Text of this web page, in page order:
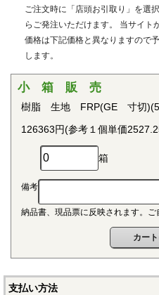
れ、OA機器分野、自動車分野
用治具などで用いられていま
おける登録商標です。
■ポリプロピレン(PP)
〇連続使用温度115℃（UL認定
結晶性の代表的な汎用プラス
プラスチックのなかでも最も
性、電気的特性にも優れ、応
て幅広い分野で用いられていま
結晶性のエンジニアリングプ
取れた機械的性質を有し、か
プ性、摩擦摩耗特性、耐薬品
おいて広く用いられています。
ご注文時に「店頭お引取り」を選
らご発注いただけます。 当サイト
価格は下記価格と異なりますので
します。
小 箱 販 売
樹脂 生地 FRP(GE 寸切
126363円(参考１個単価
箱
備考
納品書、現品票に反映されます。ご
支払い方法